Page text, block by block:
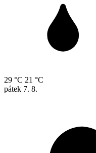
29 °C 21 °C
pátek 7. 8.